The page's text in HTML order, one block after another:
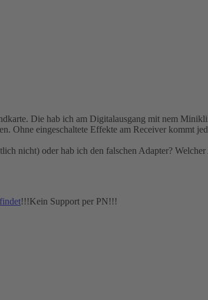
Die hab ich am Digitalausgang mit nem
Ohne eingeschaltete Effekte am Receiver kommt
nicht) oder hab ich den falschen Adapter?
!!!Kein Support per PN!!!